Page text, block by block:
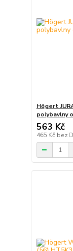
Högert
polybavlny
563 Kč
465 Kč bez